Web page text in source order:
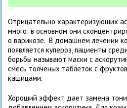
Отрицательно характеризующих
много: в основном они
о варикозе. В домашнем лечении
появляется купероз, пациенты
борьбы называют маски с
смесь толченых таблеток с
кашицами.
Хороший эффект дает замена